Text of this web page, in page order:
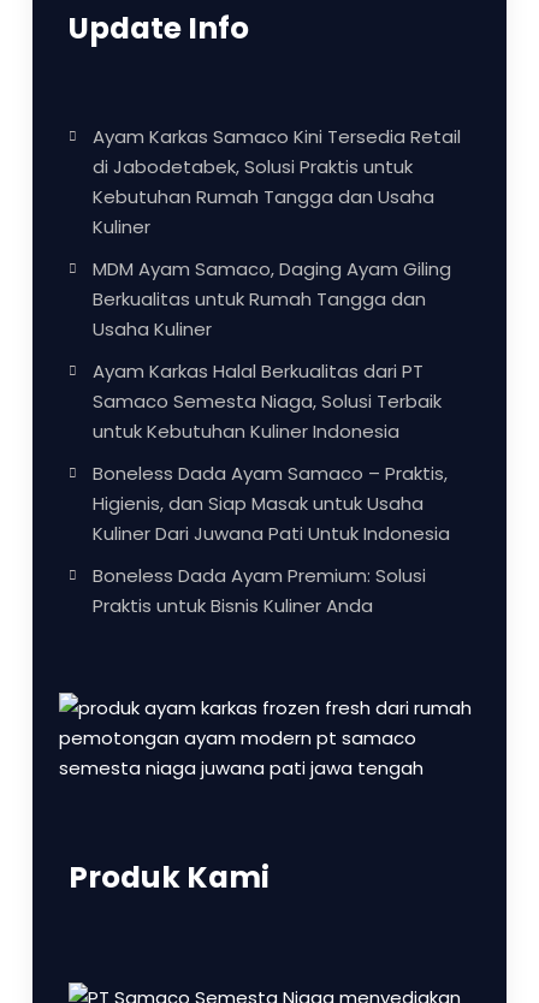
Update Info
Ayam Karkas Samaco Kini Tersedia Retail
di Jabodetabek, Solusi Praktis untuk
Kebutuhan Rumah Tangga dan Usaha
Kuliner
MDM Ayam Samaco, Daging Ayam Giling
Berkualitas untuk Rumah Tangga dan
Usaha Kuliner
Ayam Karkas Halal Berkualitas dari PT
Samaco Semesta Niaga, Solusi Terbaik
untuk Kebutuhan Kuliner Indonesia
Boneless Dada Ayam Samaco – Praktis,
Higienis, dan Siap Masak untuk Usaha
Kuliner Dari Juwana Pati Untuk Indonesia
Boneless Dada Ayam Premium: Solusi
Praktis untuk Bisnis Kuliner Anda
Produk Kami